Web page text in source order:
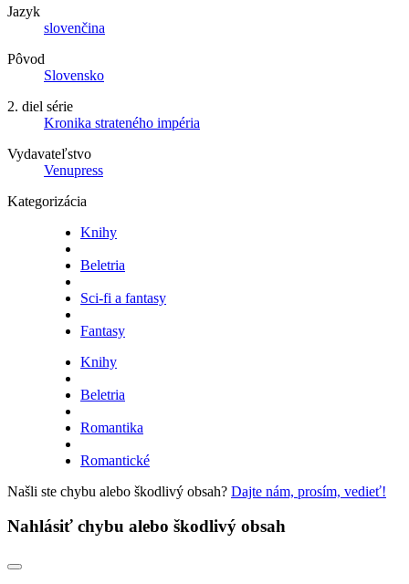
Jazyk
slovenčina
Pôvod
Slovensko
2. diel série
Kronika strateného impéria
Vydavateľstvo
Venupress
Kategorizácia
Knihy
Beletria
Sci-fi a fantasy
Fantasy
Knihy
Beletria
Romantika
Romantické
Našli ste chybu alebo škodlivý obsah? Dajte nám, prosím, vedieť!
Nahlásiť chybu alebo škodlivý obsah